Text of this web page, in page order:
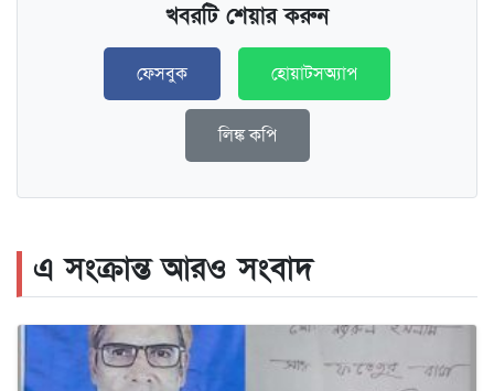
খবরটি শেয়ার করুন
ফেসবুক হোয়াটসঅ্যাপ
লিঙ্ক কপি
এ সংক্রান্ত আরও সংবাদ